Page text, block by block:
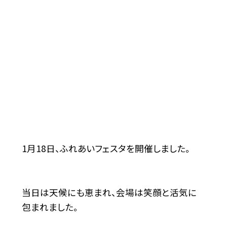
1月 18日、ふれあいフェスタを開催しました。
当日は天候にも恵まれ、会場は笑顔と活気に
包まれました。